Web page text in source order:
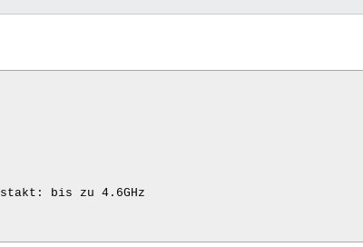
bis zu 4.6GHz